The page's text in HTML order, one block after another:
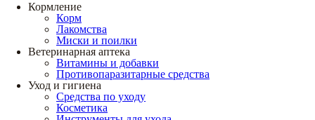
Кормление
Корм
Лакомства
Миски и поилки
Ветеринарная аптека
Витамины и добавки
Противопаразитарные средства
Уход и гигиена
Средства по уходу
Косметика